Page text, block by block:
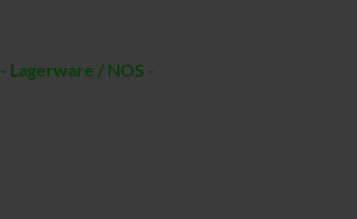
- Lagerware / NOS -